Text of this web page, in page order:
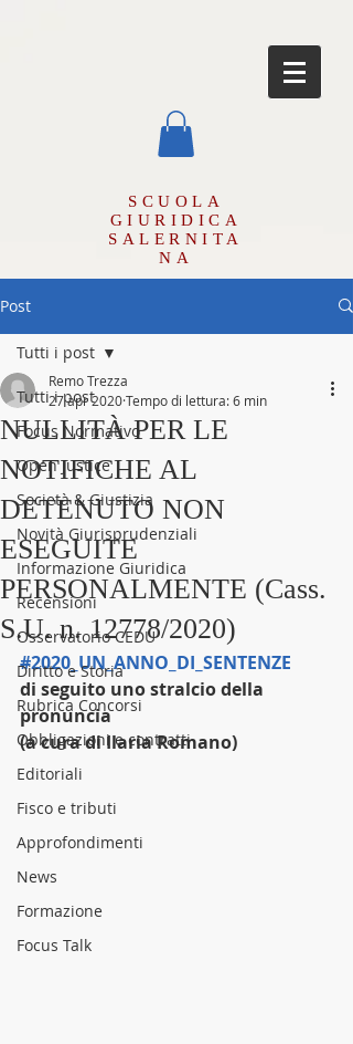
SCUOLA
GIURIDICA
SALERNITA
NA
Post
Tutti i post
Focus Normativo
Open Justice
Società & Giustizia
Novità Giurisprudenziali
Informazione Giuridica
Recensioni
Osservatorio CEDU
Diritto e Storia
Rubrica Concorsi
Obbligazioni e contratti
Editoriali
Fisco e tributi
Approfondimenti
News
Formazione
Focus Talk
Tutti i post
NULLITÀ PER LE
NOTIFICHE AL
DETENUTO NON
ESEGUITE
PERSONALMENTE (Cass.
S.U. n. 12778/2020)
Remo Trezza
27 apr 2020Tempo di lettura: 6 min
#2020_UN_ANNO_DI_SENTENZE
di seguito uno stralcio della
pronuncia
(a cura di Ilaria Romano)